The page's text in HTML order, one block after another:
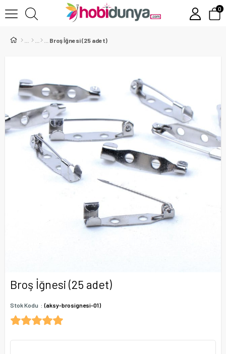
0
Broş İğnesi (25 adet)
Broş İğnesi (25 adet)
Stok Kodu (aksy-brosignesi-01)